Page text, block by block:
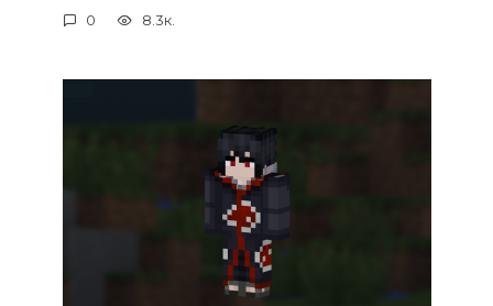
0 8.3к.